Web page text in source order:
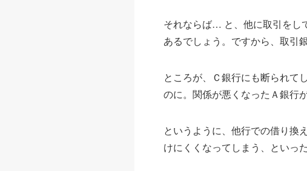
それならば… と、他に取引をし
あるでしょう。ですから、取引
ところが、Ｃ銀行にも断られて
のに。関係が悪くなったＡ銀行
というように、他行での借り換
けにくくなってしまう、といっ